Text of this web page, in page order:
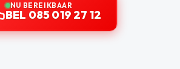
NU BEREIKBAAR
BEL 085 019 27 12